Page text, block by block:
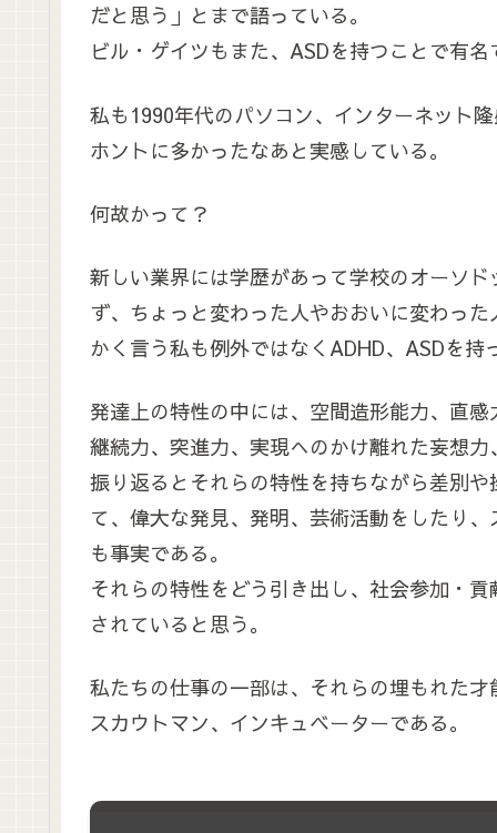
だと思う」とまで語っている。
ビル・ゲイツもまた、ASDを持つことで有名
私も1990年代のパソコン、インターネット
ホントに多かったなあと実感している。
何故かって？
新しい業界には学歴があって学校のオーソ
ず、ちょっと変わった人やおおいに変わっ
かく言う私も例外ではなくADHD、ASDを持
発達上の特性の中には、空間造形能力、直
継続力、突進力、実現へのかけ離れた妄想
振り返るとそれらの特性を持ちながら差別
て、偉大な発見、発明、芸術活動をしたり
も事実である。
それらの特性をどう引き出し、社会参加・
されていると思う。
私たちの仕事の一部は、それらの埋もれた
スカウトマン、インキュベーターである。